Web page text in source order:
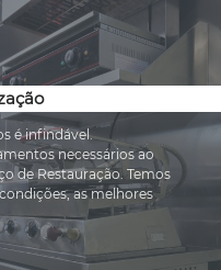
é infindável.
necessários ao
de Restauração. Temos
as melhores